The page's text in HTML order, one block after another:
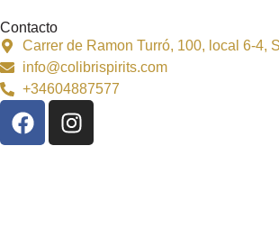
Contacto
Carrer de Ramon Turró, 100, local 6-4,
info@colibrispirits.com
+34604887577